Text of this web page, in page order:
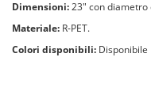
Dimensioni:23" con diametro
Materiale: R-PET.
Colori disponibili: Disponibile